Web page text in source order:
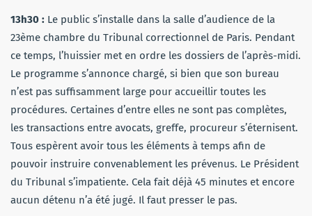
13h30 : Le public s’installe dans la salle d’audience de la
23ème chambre du Tribunal correctionnel de Paris. Pendant
ce temps, l’huissier met en ordre les dossiers de l’après-midi.
Le programme s’annonce chargé, si bien que son bureau
n’est pas suffisamment large pour accueillir toutes les
procédures. Certaines d’entre elles ne sont pas complètes,
les transactions entre avocats, greffe, procureur s’éternisent.
Tous espèrent avoir tous les éléments à temps afin de
pouvoir instruire convenablement les prévenus. Le Président
du Tribunal s’impatiente. Cela fait déjà 45 minutes et encore
aucun détenu n’a été jugé. Il faut presser le pas.